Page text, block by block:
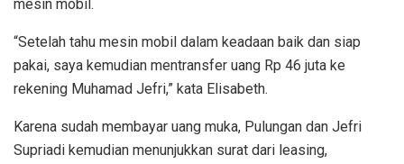
mesin mobil.
“Setelah tahu mesin mobil dalam keadaan baik dan siap
pakai, saya kemudian mentransfer uang Rp 46 juta ke
rekening Muhamad Jefri,” kata Elisabeth.
Karena sudah membayar uang muka, Pulungan dan Jefri
Supriadi kemudian menunjukkan surat dari leasing,